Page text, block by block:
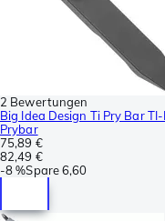
2 Bewertungen
Big Idea Design Ti Pry Bar
Prybar
75,89 €
82,49 €
-8 %Spare6,60